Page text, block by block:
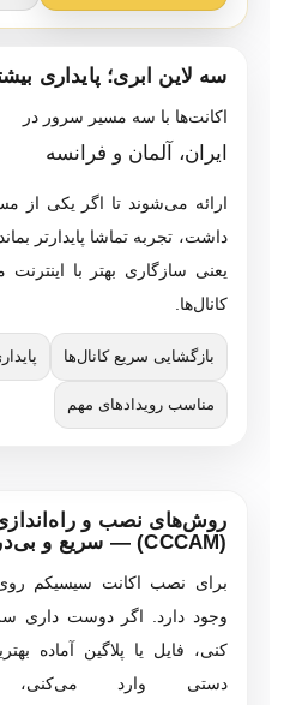
سه لاین ابری؛ پایداری
اکانت‌ها با سه مسیر سرور در
ایران، آلمان و فرانسه
ارائه می‌شوند تا اگر یکی از
داشت، تجربه تماشا پایدارتر
یعنی سازگاری بهتر با
کانال‌ها.
بازگشایی سریع کانال‌ها
مناسب رویدادهای مهم
روش‌های نصب و
(CCCAM) — سریع و بی‌دردسر
برای نصب اکانت سیسیکم
وجود دارد. اگر دوست داری
کنی، فایل یا پلاگین آماده
دستی وارد می‌کنی،